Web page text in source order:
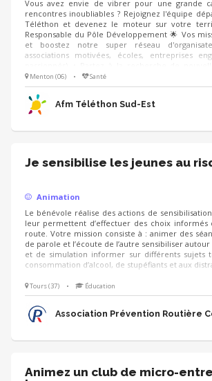
Vous avez envie de vibrer pour une grande
rencontres inoubliables ? Rejoignez l'équipe
Téléthon et devenez le moteur sur votre
Responsable du Pôle Développement 🌟 Vos
et boostez notre super réseau
associations motivées, écoles, entreprises
envie à de futurs partenaires de se lancer
grimper la collecte. • Présentez avec votre
victoires et l'univers de l'AFM-Téléthon.
Menton (06) • Santé
Afm Téléthon Sud-Est
Je sensibilise les jeunes au
Animation
Le bénévole réalise des actions de
leur permettent d’effectuer des choix informés
route. Votre mission consiste à : animer des
de parole et l’écoute de l’autre sensibiliser autour
et de simulation informer sur différents sujets
consommation d’alcool, de stupéfiants et aux
Tours (37) • Éducation
Association Prévention Routière
Animez un club de micro-